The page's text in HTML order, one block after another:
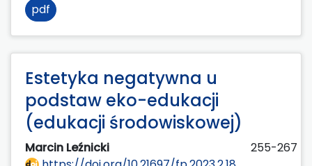
pdf
Estetyka negatywna u
podstaw eko-edukacji
(edukacji środowiskowej)
Marcin Leźnicki
255-267